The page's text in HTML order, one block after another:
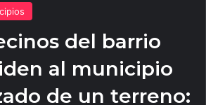
del barrio
al municipio
de un terreno: